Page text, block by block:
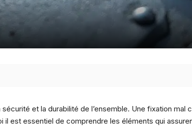
et la durabilité de l’ensemble. Une fixation
est essentiel de comprendre les éléments qui